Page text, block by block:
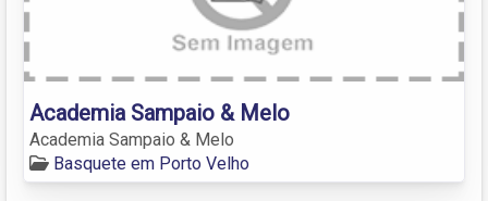
Academia Sampaio & Melo
Academia Sampaio & Melo
Basquete em Porto Velho